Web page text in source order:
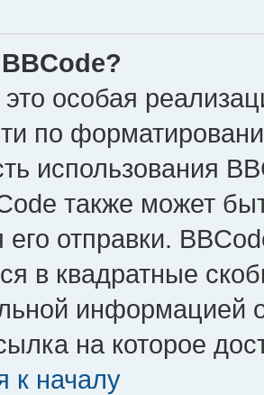
особая
по
использования
также может
отправки.
в квадратные
информацией
на которое
к началу